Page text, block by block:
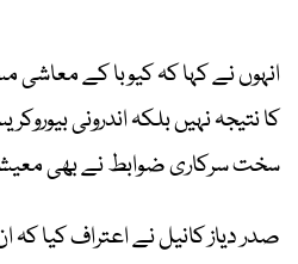
انہوں نے کہا کہ کیوبا کے معاشی
کا نتیجہ نہیں بلکہ اندرونی
سخت سرکاری ضوابط نے بھی
صدر دیاز کانیل نے اعتراف کیا